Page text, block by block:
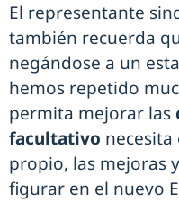
El representante
también recuerda
negándose a un
hemos repetido
permita mejorar las
facultativo
propio, las mejoras
figurar en el nuevo